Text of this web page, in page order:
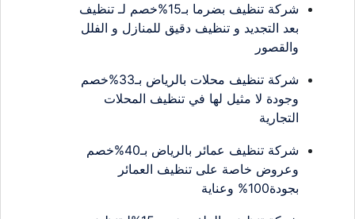
شركة تنظيف بضرما بـ15%خصم لـ تنظيف
بعد التجديد و تنظيف دقيق للمنازل و الفلل
والقصور
شركة تنظيف محلات بالرياض بـ33%خصم
وجودة لا مثيل لها في تنظيف المحلات
التجارية
شركة تنظيف عمائر بالرياض بـ40%خصم
وعروض خاصة على تنظيف العمائر
بجودة100% وعناية